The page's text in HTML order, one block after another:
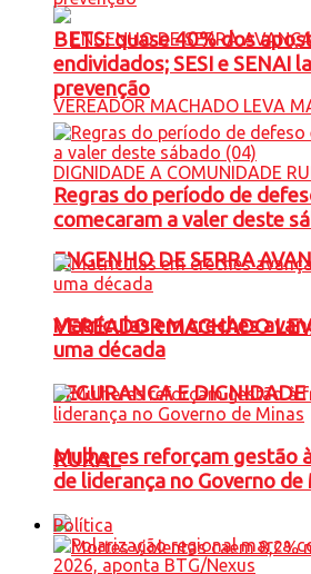
ENGENHO DE SERRA
VEREADOR MACHADO
SEGURANCA E
RURAL
BETS: quase 40% dos
endividados; SESI e SENAI
prevenção
Regras do período de
comecaram a valer deste
Matrículas em creches
uma década
Mulheres reforçam gestão
de liderança no Governo de
Política